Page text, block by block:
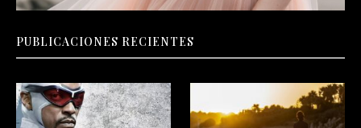
PUBLICACIONES RECIENTES